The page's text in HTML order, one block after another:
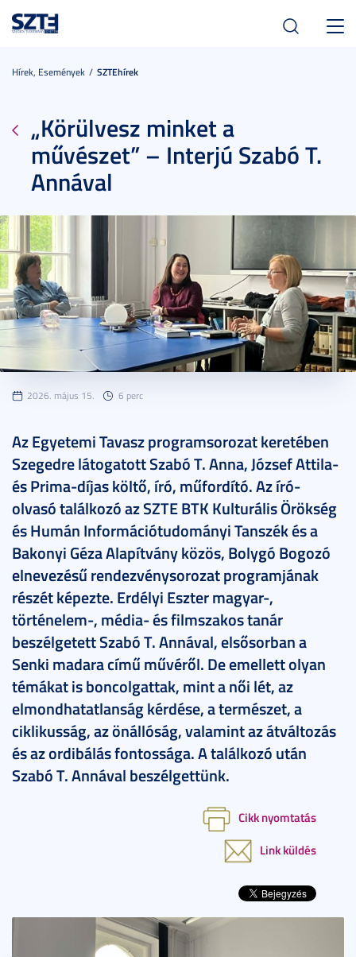
Hírek, Események SZTEhírek
„Körülvesz minket a
művészet” – Interjú Szabó T.
Annával
2026. május 15. 6 perc
Az Egyetemi Tavasz programsorozat keretében
Szegedre látogatott Szabó T. Anna, József Attila-
és Prima-díjas költő, író, műfordító. Az író-
olvasó találkozó az SZTE BTK Kulturális Örökség
és Humán Információtudományi Tanszék és a
Bakonyi Géza Alapítvány közös, Bolygó Bogozó
elnevezésű rendezvénysorozat programjának
részét képezte. Erdélyi Eszter magyar-,
történelem-, média- és filmszakos tanár
beszélgetett Szabó T. Annával, elsősorban a
Senki madara című művéről. De emellett olyan
témákat is boncolgattak, mint a női lét, az
elmondhatatlanság kérdése, a természet, a
ciklikusság, az önállóság, valamint az átváltozás
és az ordibálás fontossága. A találkozó után
Szabó T. Annával beszélgettünk.
Cikk nyomtatás
Link küldés